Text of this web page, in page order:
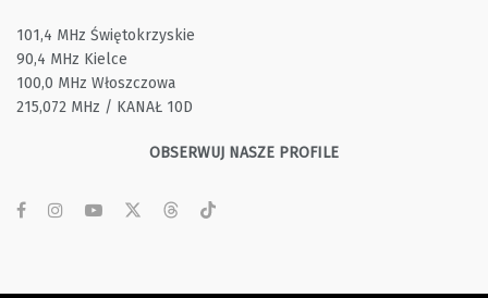
101,4 MHz Świętokrzyskie
90,4 MHz Kielce
100,0 MHz Włoszczowa
215,072 MHz / KANAŁ 10D
OBSERWUJ NASZE PROFILE